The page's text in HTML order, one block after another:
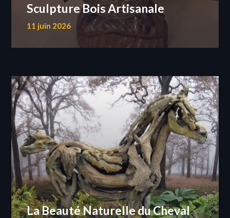
Sculpture Bois Artisanale
11 juin 2026
La Beauté Naturelle du Cheval